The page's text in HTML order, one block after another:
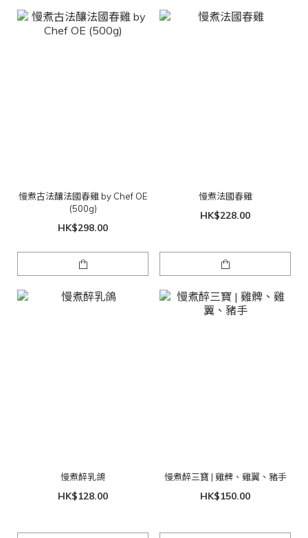
慢煮古法釀法國春雞 by Chef OE
(500g)
HK$298.00
慢煮法國春雞
HK$228.00
慢煮醉乳鴿
HK$128.00
慢煮醉三寶 | 雞髀、雞翼、豬手
HK$150.00